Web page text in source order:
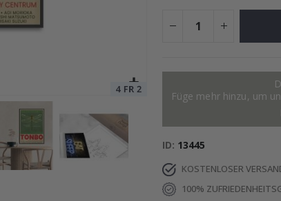
Füge mehr hinzu, um
ID 13445
KOSTENLOSER
100%